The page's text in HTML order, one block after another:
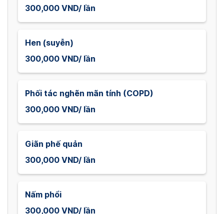
300,000 VND/ lần
Hen (suyễn)
300,000 VND/ lần
Phối tác nghẽn mãn tính (COPD)
300,000 VND/ lần
Giãn phế quản
300,000 VND/ lần
Nấm phổi
300,000 VND/ lần